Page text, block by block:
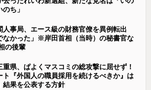
ち」
人事局、エース級の財務官僚を異例転出
なかった」※岸田首相（当時）の秘書官な
の後輩
重県、ぱよくマスコミの総攻撃に屈せず！
ト『外国人の職員採用を続けるべきか』は
結果を公表する方針